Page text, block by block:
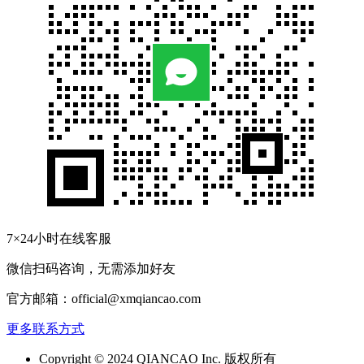
7×24小时在线客服
微信扫码咨询，无需添加好友
官方邮箱：official@xmqiancao.com
更多联系方式
Copyright © 2024 QIANCAO Inc. 版权所有